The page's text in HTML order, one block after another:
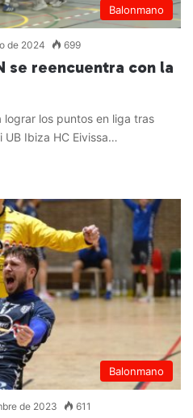
Balonmano
de 2024 699
se reencuentra con la
lograr los puntos en liga tras
UB Ibiza HC Eivissa…
Balonmano
de 2023 611